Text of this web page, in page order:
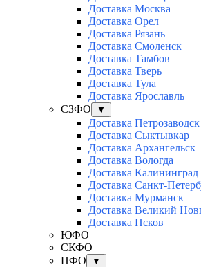
Доставка Москва
Доставка Орел
Доставка Рязань
Доставка Смоленск
Доставка Тамбов
Доставка Тверь
Доставка Тула
Доставка Ярославль
СЗФО
▼
Доставка Петрозаводск
Доставка Сыктывкар
Доставка Архангельск
Доставка Вологда
Доставка Калининград
Доставка Санкт-
Доставка Мурманск
Доставка Великий
Доставка Псков
ЮФО
СКФО
ПФО
▼